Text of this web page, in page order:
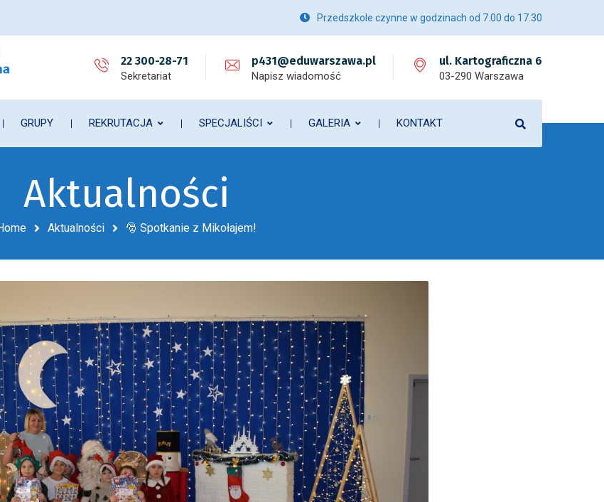
Przedszkole czynne w godzinach od 7.00 do 17.30
22 300-28-71
Sekretariat
p431@eduwarszawa.pl
Napisz wiadomość
ul. Kartograficzna 6
03-290 Warszawa
GRUPY REKRUTACJA SPECJALIŚCI GALERIA KONTAKT
Aktualności
Aktualności 🎅 Spotkanie z Mikołajem!